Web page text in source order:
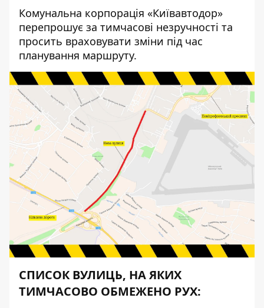
Комунальна корпорація «Київавтодор»
перепрошує за тимчасові незручності та
просить враховувати зміни під час
планування маршруту.
СПИСОК ВУЛИЦЬ, НА ЯКИХ
ТИМЧАСОВО ОБМЕЖЕНО РУХ: